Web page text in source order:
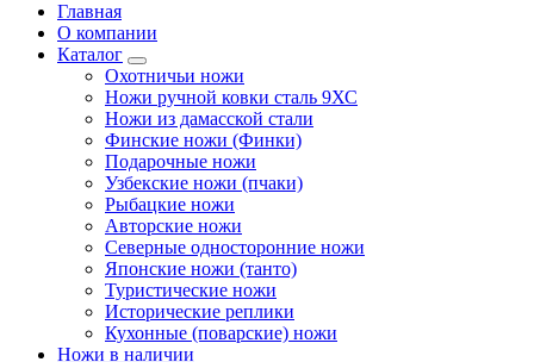
Главная
О компании
Каталог
Охотничьи ножи
Ножи ручной ковки сталь 9ХС
Ножи из дамасской стали
Финские ножи (Финки)
Подарочные ножи
Узбекские ножи (пчаки)
Рыбацкие ножи
Авторские ножи
Северные односторонние ножи
Японские ножи (танто)
Туристические ножи
Исторические реплики
Кухонные (поварские) ножи
Ножи в наличии